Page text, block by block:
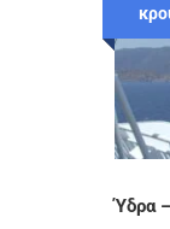
Ύδρα